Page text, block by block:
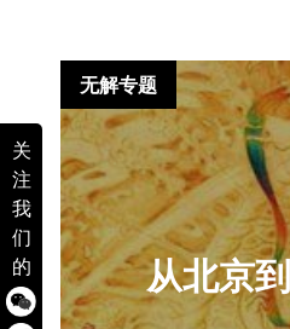
关
注
我
们
的
从北京
无解专题